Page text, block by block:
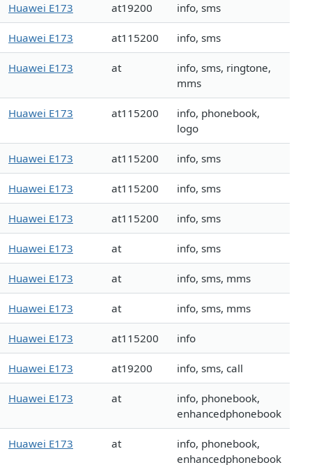
Huawei E173 at19200 info, sms
Huawei E173 at115200 info, sms
Huawei E173 at
info, sms, ringtone,
mms
Huawei E173 at115200
info, phonebook,
logo
Huawei E173 at115200 info, sms
Huawei E173 at115200 info, sms
Huawei E173 at115200 info, sms
Huawei E173 at info, sms
Huawei E173 at info, sms, mms
Huawei E173 at info, sms, mms
Huawei E173 at115200 info
Huawei E173 at19200 info, sms, call
Huawei E173 at
info, phonebook,
enhancedphonebook
Huawei E173 at
info, phonebook,
enhancedphonebook